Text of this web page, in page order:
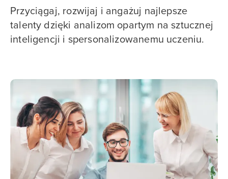
Przyciągaj, rozwijaj i angażuj najlepsze
talenty dzięki analizom opartym na sztucznej
inteligencji i spersonalizowanemu uczeniu.